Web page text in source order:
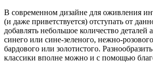
В современном дизайне для оживления
(и даже приветствуется) отступать от
добавлять небольшое количество деталей
синего или сине-зеленого, нежно-
бардового или золотистого.
классики вполне можно и с помощью